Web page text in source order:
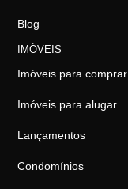
Blog
IMÓVEIS
Imóveis para comprar
Imóveis para alugar
Lançamentos
Condomínios